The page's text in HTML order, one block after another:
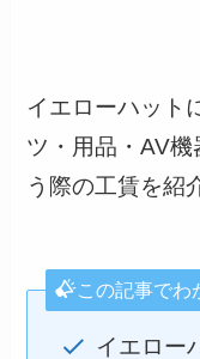
イエローハット
ツ・用品・AV
う際の工賃を紹
この記事でわ
イエロー